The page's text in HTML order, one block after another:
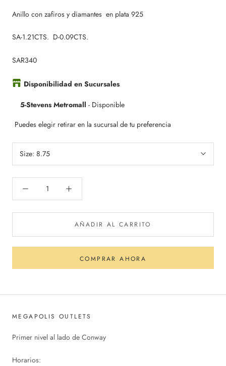
Anillo con zafiros y diamantes en plata 925
SA-1.21CTS. D-0.09CTS.
SAR340
Disponibilidad en Sucursales
5-Stevens Metromall - Disponible
Puedes elegir retirar en la sucursal de tu preferencia
Size: 8.75
AÑADIR AL CARRITO
COMPRAR AHORA
MEGAPOLIS OUTLETS
Primer nivel al lado de Conway
Horarios: